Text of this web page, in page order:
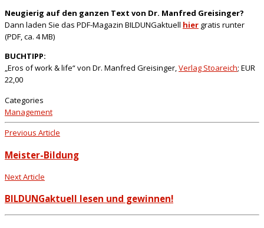
Neugierig auf den ganzen Text von Dr. Manfred Greisinger?
Dann laden Sie das PDF-Magazin BILDUNGaktuell hier gratis runter
(PDF, ca. 4 MB)
BUCHTIPP:
„Eros of work & life“ von Dr. Manfred Greisinger,Verlag Stoareich; EUR
22,00
Categories
Management
Previous Article
Meister-Bildung
Next Article
BILDUNGaktuell lesen und gewinnen!